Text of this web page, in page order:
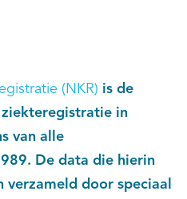
(NKR) is de
ziekteregistratie in
van alle
De data die hierin
door speciaal